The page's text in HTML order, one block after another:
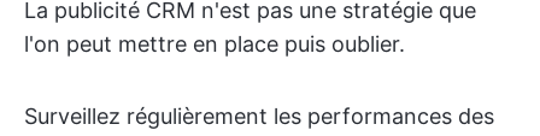
La publicité CRM n'est pas une stratégie que
l'on peut mettre en place puis oublier.
Surveillez régulièrement les performances des